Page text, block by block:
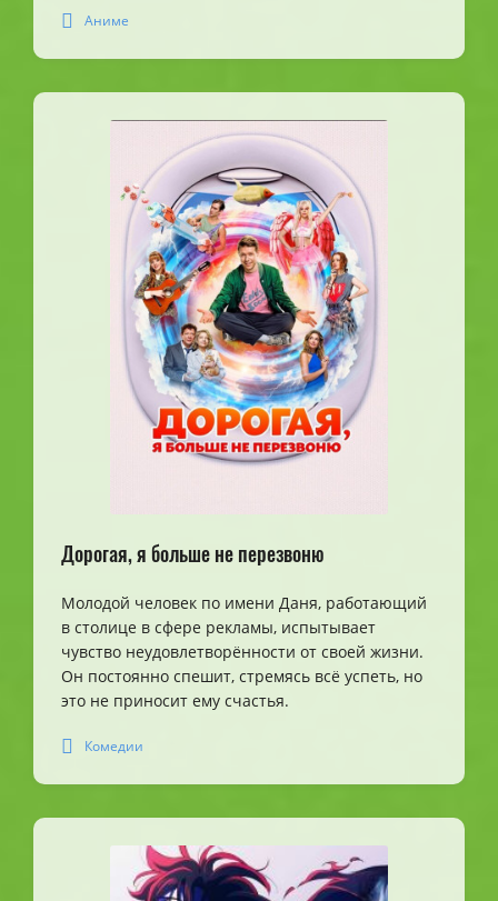
Аниме
Дорогая, я больше не перезвоню
Молодой человек по имени Даня, работающий
в столице в сфере рекламы, испытывает
чувство неудовлетворённости от своей жизни.
Он постоянно спешит, стремясь всё успеть, но
это не приносит ему счастья.
Комедии